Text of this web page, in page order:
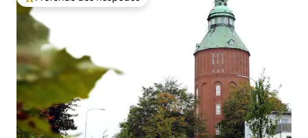
Entre os melhores preferidos dos hóspedes